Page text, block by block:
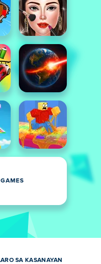
SA KASANAYAN